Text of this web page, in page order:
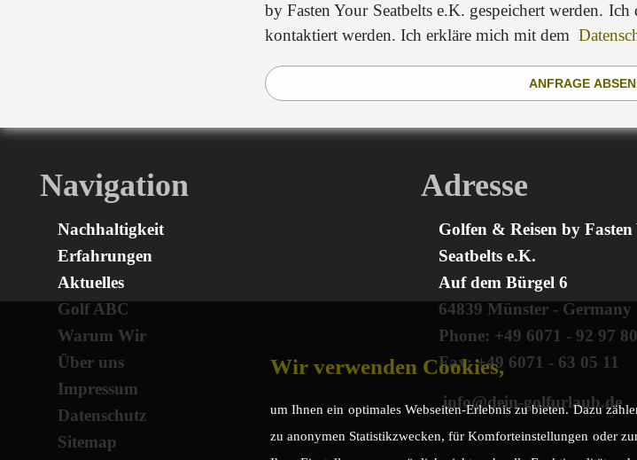
by Fasten Your Seatbelts e.K. gespeichert werden.
kontaktiert werden. Ich erkläre mich mit dem
ANFRAGE
Navigation
Nachhaltigkeit
Erfahrungen
Aktuelles
Golf ABC
Warum Wir
Über uns
Impressum
Datenschutz
Sitemap
Adresse
Golfen & Reisen by
Seatbelts e.K.
Auf dem Bürgel 6
64839 Münster - Germany
Phone: +49 6071 - 92 97 80
Fax: +49 6071 - 63 05 11
info@dein-golfurlaub.de
Wir verwenden Cookies,
um Ihnen ein optimales Webseiten-Erlebnis zu bieten. Dazu
zu anonymen Statistikzwecken, für Komforteinstellungen oder